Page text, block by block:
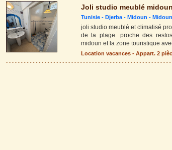
Joli studio meublé
Tunisie - Djerba - Midoun - Midoun
joli studio meublé et climatisé
de la plage. proche des
midoun et la zone touristique
Location vacances - Appart. 2